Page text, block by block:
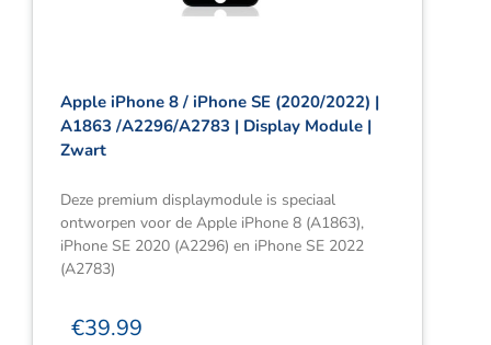
Winkelwagen
Apple iPhone 8 / iPhone SE (2020/2022) |
A1863 /A2296/A2783 | Display Module |
Zwart
Deze premium displaymodule is speciaal
ontworpen voor de Apple iPhone 8 (A1863),
iPhone SE 2020 (A2296) en iPhone SE 2022
(A2783)
€39.99